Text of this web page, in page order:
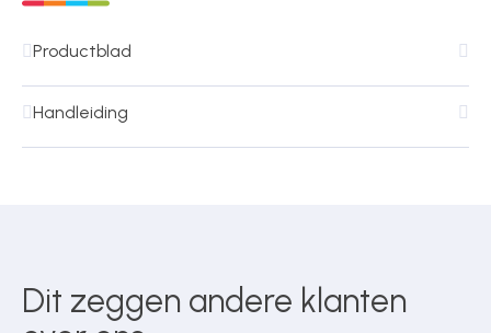
Productblad
Handleiding
Dit zeggen andere klanten